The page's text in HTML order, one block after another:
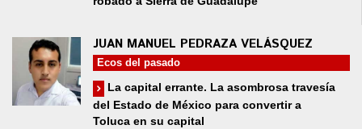
JUAN MANUEL PEDRAZA VELÁSQUEZ
Ecos del pasado
La capital errante. La asombrosa travesía
del Estado de México para convertir a
Toluca en su capital